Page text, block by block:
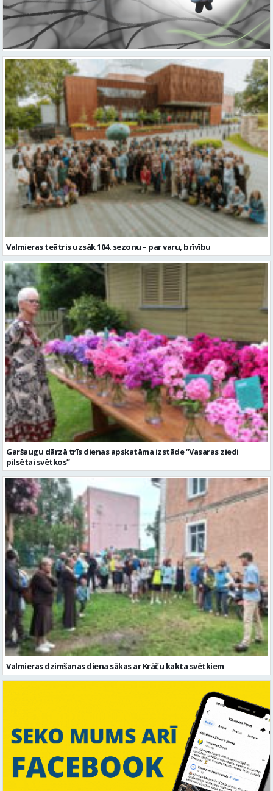
Valmieras teātris uzsāk 104. sezonu – par varu, brīvību
Garšaugu dārzā trīs dienas apskatāma izstāde “Vasaras ziedi
pilsētai svētkos”
Valmieras dzimšanas diena sākas ar Krāču kakta svētkiem